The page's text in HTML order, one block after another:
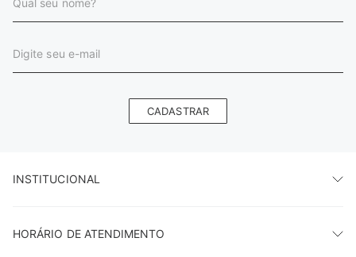
CADASTRAR
INSTITUCIONAL
HORÁRIO DE ATENDIMENTO